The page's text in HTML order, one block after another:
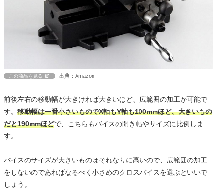
この商品を見る 出典：Amazon
前後左右の移動幅が大きければ大きいほど、広範囲の加工が可能で
す。 移動幅は一番小さいものでX軸もY軸も100mmほど、大きいもの
だと190mmほどで、こちらもバイスの開き幅やサイズに比例しま
す。
バイスのサイズが大きいものはそれなりに高いので、広範囲の加工
をしないのであればなるべく小さめのクロスバイスを選ぶといいで
しょう。